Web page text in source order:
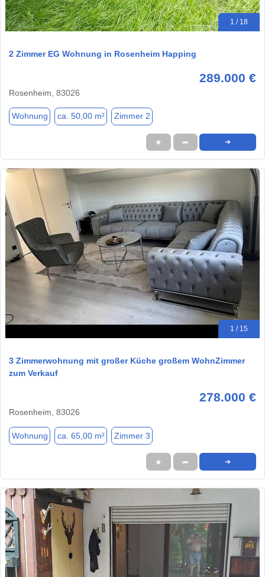
1 / 18
2 Zimmer EG Wohnung in Rosenheim Happing
289.000 €
Rosenheim, 83026
Wohnung ca. 50,00 m² Zimmer 2
★ ➦ ➜
1 / 15
3 Zimmerwohnung mit großer Küche großem WohnZimmer
zum Verkauf
278.000 €
Rosenheim, 83026
Wohnung ca. 65,00 m² Zimmer 3
★ ➦ ➜